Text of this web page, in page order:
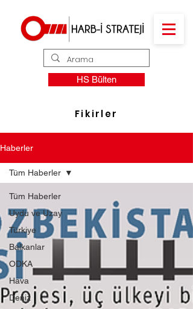
HS Bülten
Fikirler
Haberler
Tüm Haberler
Uydu ve Uzay
Türkiye
Balkanlar
ODKA
Hava
Deniz
Tüm Haberler